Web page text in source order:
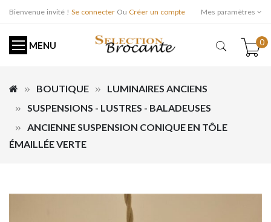
Bienvenue invité ! Se connecter Ou Créer un compte Mes paramètres
MENU 0
BOUTIQUE
LUMINAIRES ANCIENS
SUSPENSIONS - LUSTRES - BALADEUSES
ANCIENNE SUSPENSION CONIQUE EN TÔLE
ÉMAILLÉE VERTE